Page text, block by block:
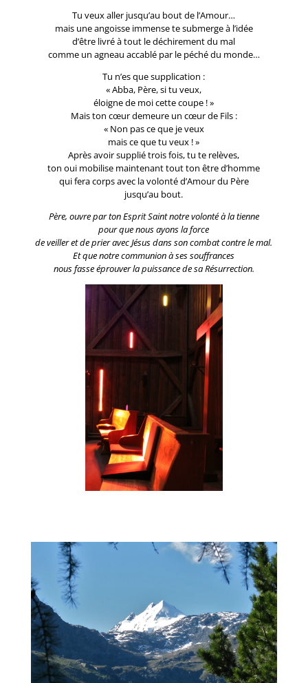
Tu veux aller jusqu’au bout de l’Amour…
mais une angoisse immense te submerge à l’idée
d’être livré à tout le déchirement du mal
comme un agneau accablé par le péché du monde…
Tu n’es que supplication :
« Abba, Père, si tu veux,
éloigne de moi cette coupe ! »
Mais ton cœur demeure un cœur de Fils :
« Non pas ce que je veux
mais ce que tu veux ! »
Après avoir supplié trois fois, tu te relèves,
ton oui mobilise maintenant tout ton être d’homme
qui fera corps avec la volonté d’Amour du Père
jusqu’au bout.
Père, ouvre par ton Esprit Saint notre volonté à la tienne
pour que nous ayons la force
de veiller et de prier avec Jésus dans son combat contre le mal.
Et que notre communion à ses souffrances
nous fasse éprouver la puissance de sa Résurrection.